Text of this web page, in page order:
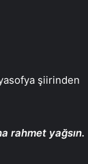
şiirinden
rahmet yağsın.